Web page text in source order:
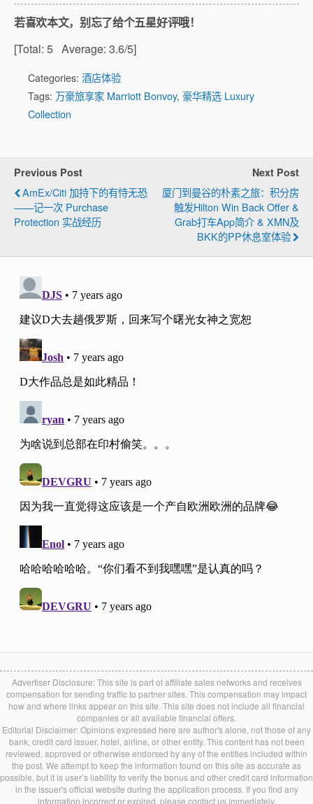
若喜欢本文，别忘了给个五星好评哦！
[Total: 5 Average: 3.6/5]
Categories: 酒店体验
Tags: 万豪旅享家 Marriott Bonvoy, 豪华精选 Luxury
Collection
Previous Post
AmEx/Citi 加持下的有恃无恐
——记一次 Purchase
Protection 实战经历
Next Post
厦门到曼谷的朴素之旅：积分房
触发Hilton Win Back Offer &
Grab打车App简介 & XMN及
BKK的PP休息室体验
Advertiser Disclosure: This site is part of affiliate sales networks and receives
compensation for sending traffic to partner sites. This compensation may impact
how and where links appear on this site. This site does not include all financial
companies or all available financial offers.
Editorial Disclaimer: Opinions expressed here are author's alone, not those of any
bank, credit card issuer, hotel, airline, or other entity. This content has not been
reviewed, approved or otherwise endorsed by any of the entities included within
the post. We attempt to keep the information found on this site as accurate as
possible, but it is user’s liability to verify the bonus and other credit card information
in the issuer's official website during the application process. If you find any
information incorrect or expired, please contact us immediately.